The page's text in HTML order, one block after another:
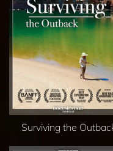
Surviving the